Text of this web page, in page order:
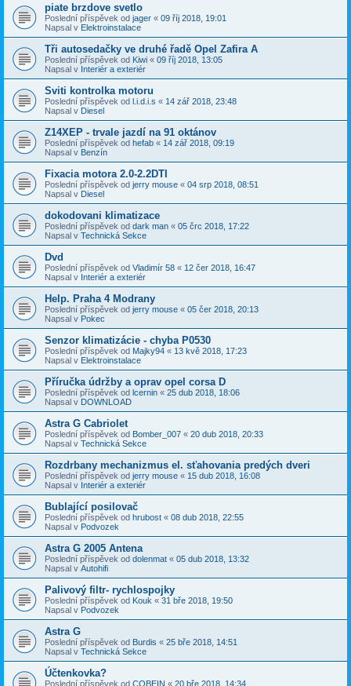
piate brzdove svetlo
Poslední příspěvek od jager « 09 říj 2018, 19:01
Napsal v Elektroinstalace
Tři autosedačky ve druhé řadě Opel Zafira A
Poslední příspěvek od Kiwi « 09 říj 2018, 13:05
Napsal v Interiér a exteriér
Sviti kontrolka motoru
Poslední příspěvek od l.i.d.i.s « 14 zář 2018, 23:48
Napsal v Diesel
Z14XEP - trvale jazdí na 91 oktánov
Poslední příspěvek od hefab « 14 zář 2018, 09:19
Napsal v Benzín
Fixacia motora 2.0-2.2DTI
Poslední příspěvek od jerry mouse « 04 srp 2018, 08:51
Napsal v Diesel
dokodovani klimatizace
Poslední příspěvek od dark man « 05 črc 2018, 17:22
Napsal v Technická Sekce
Dvd
Poslední příspěvek od Vladimír 58 « 12 čer 2018, 16:47
Napsal v Interiér a exteriér
Help. Praha 4 Modrany
Poslední příspěvek od jerry mouse « 05 čer 2018, 20:13
Napsal v Pokec
Senzor klimatizácie - chyba P0530
Poslední příspěvek od Majky94 « 13 kvě 2018, 17:23
Napsal v Elektroinstalace
Příručka údržby a oprav opel corsa D
Poslední příspěvek od lcernin « 25 dub 2018, 18:06
Napsal v DOWNLOAD
Astra G Cabriolet
Poslední příspěvek od Bomber_007 « 20 dub 2018, 20:33
Napsal v Technická Sekce
Rozdrbany mechanizmus el. sťahovania predých dveri
Poslední příspěvek od jerry mouse « 15 dub 2018, 16:08
Napsal v Interiér a exteriér
Bublající posilovač
Poslední příspěvek od hrubost « 08 dub 2018, 22:55
Napsal v Podvozek
Astra G 2005 Antena
Poslední příspěvek od dolenmat « 05 dub 2018, 13:32
Napsal v Autohifi
Palivový filtr- rychlospojky
Poslední příspěvek od Kouk « 31 bře 2018, 19:50
Napsal v Podvozek
Astra G
Poslední příspěvek od Burdis « 25 bře 2018, 14:51
Napsal v Technická Sekce
Účtenkovka?
Poslední příspěvek od COBEIN « 20 bře 2018, 14:34